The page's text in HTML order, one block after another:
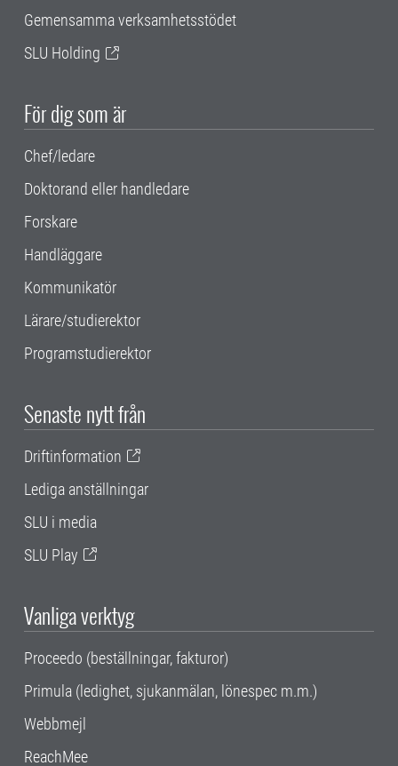
Gemensamma verksamhetsstödet
SLU Holding
För dig som är
Chef/ledare
Doktorand eller handledare
Forskare
Handläggare
Kommunikatör
Lärare/studierektor
Programstudierektor
Senaste nytt från
Driftinformation
Lediga anställningar
SLU i media
SLU Play
Vanliga verktyg
Proceedo (beställningar, fakturor)
Primula (ledighet, sjukanmälan, lönespec m.m.)
Webbmejl
ReachMee